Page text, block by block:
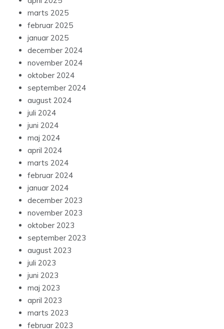
marts 2025
februar 2025
januar 2025
december 2024
november 2024
oktober 2024
september 2024
august 2024
juli 2024
juni 2024
maj 2024
april 2024
marts 2024
februar 2024
januar 2024
december 2023
november 2023
oktober 2023
september 2023
august 2023
juli 2023
juni 2023
maj 2023
april 2023
marts 2023
februar 2023